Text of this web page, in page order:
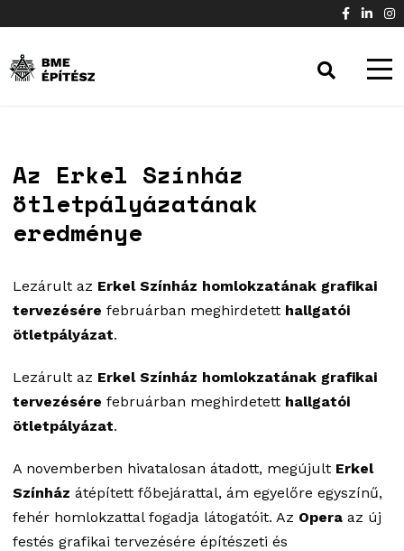
Az Erkel Színház
ötletpályázatának
eredménye
Lezárult az Erkel Színház homlokzatának grafikai
tervezésére februárban meghirdetett hallgatói
ötletpályázat.
Lezárult az Erkel Színház homlokzatának grafikai
tervezésére februárban meghirdetett hallgatói
ötletpályázat.
A novemberben hivatalosan átadott, megújult Erkel
Színház átépített főbejárattal, ám egyelőre egyszínű,
fehér homlokzattal fogadja látogatóit. Az Opera az új
festés grafikai tervezésére építészeti és